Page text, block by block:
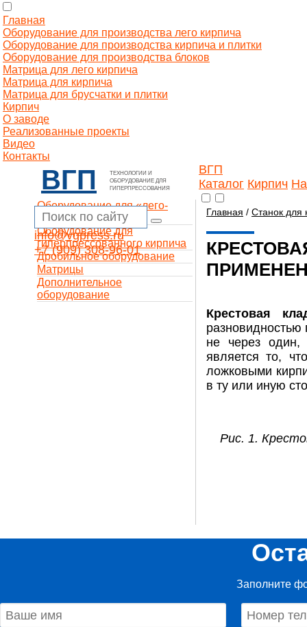
Главная
Оборудование для производства лего кирпича
Оборудование для производства кирпича и плитки
Оборудование для производства блоков
Матрица для лего кирпича
Матрица для кирпича
Матрица для брусчатки и плитки
Кирпич
О заводе
Реализованные проекты
Видео
Контакты
ВГП
ТЕХНОЛОГИИ И
ОБОРУДОВАНИЕ ДЛЯ
ГИПЕРПРЕССОВАНИЯ
ВГП
Каталог Кирпич
info@vgpress.ru
+7 (909) 308-96-01
Оборудование для «лего-
кирпича»
Оборудование для
гиперпрессованного кирпича
Дробильное оборудование
Матрицы
Дополнительное
оборудование
Главная / Станок для
Крестовая
разновидностью
не через
является то,
ложковыми
в ту или иную
Рис. 1.
Заполните